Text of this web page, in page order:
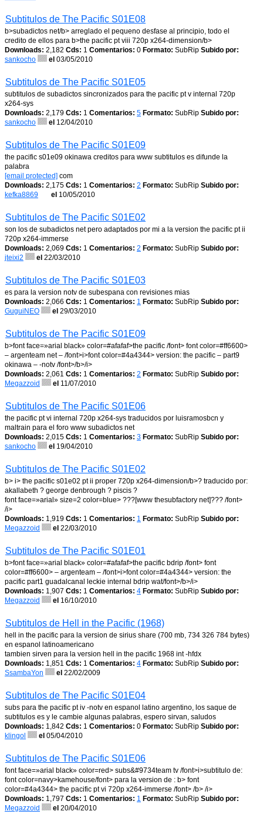
Subtitulos de The Pacific S01E08
b>subadictos net/b> arreglado el pequeno desfase al principio, todo el
credito de ellos para b>the pacific pt viii 720p x264-dimension/b>
Downloads: 2,182 Cds: 1 Comentarios: 0 Formato: SubRip Subido por:
sankocho
el 03/05/2010
Subtitulos de The Pacific S01E05
subtitulos de subadictos sincronizados para the pacific pt v internal 720p
x264-sys
Downloads: 2,179 Cds: 1 Comentarios: 5 Formato: SubRip Subido por:
sankocho
el 12/04/2010
Subtitulos de The Pacific S01E09
the pacific s01e09 okinawa creditos para www subtitulos es difunde la
palabra
[email protected] com
Downloads: 2,175 Cds: 1 Comentarios: 2 Formato: SubRip Subido por:
kefka8869
el 10/05/2010
Subtitulos de The Pacific S01E02
son los de subadictos net pero adaptados por mi a la version the pacific pt ii
720p x264-immerse
Downloads: 2,069 Cds: 1 Comentarios: 2 Formato: SubRip Subido por:
jteixi2
el 22/03/2010
Subtitulos de The Pacific S01E03
es para la version notv de subespana con revisiones mias
Downloads: 2,066 Cds: 1 Comentarios: 1 Formato: SubRip Subido por:
GuguiNEO
el 29/03/2010
Subtitulos de The Pacific S01E09
b>font face=»arial black» color=#afafaf>the pacific /font> font color=#ff6600>
– argenteam net – /font>i>font color=#4a4344> version: the pacific – part9
okinawa – -notv /font>/b>/i>
Downloads: 2,061 Cds: 1 Comentarios: 2 Formato: SubRip Subido por:
Megazzoid
el 11/07/2010
Subtitulos de The Pacific S01E06
the pacific pt vi internal 720p x264-sys traducidos por luisramosbcn y
maltrain para el foro www subadictos net
Downloads: 2,015 Cds: 1 Comentarios: 3 Formato: SubRip Subido por:
sankocho
el 19/04/2010
Subtitulos de The Pacific S01E02
b> i> the pacific s01e02 pt ii proper 720p x264-dimension/b>? traducido por:
akallabeth ? george denbrough ? piscis ?
font face=»arial» size=2 color=blue> ???[www thesubfactory net]??? /font>
/i>
Downloads: 1,919 Cds: 1 Comentarios: 1 Formato: SubRip Subido por:
Megazzoid
el 22/03/2010
Subtitulos de The Pacific S01E01
b>font face=»arial black» color=#afafaf>the pacific bdrip /font> font
color=#ff6600> – argenteam – /font>i>font color=#4a4344> version: the
pacific part1 guadalcanal leckie internal bdrip wat/font>/b>/i>
Downloads: 1,907 Cds: 1 Comentarios: 4 Formato: SubRip Subido por:
Megazzoid
el 16/10/2010
Subtitulos de Hell in the Pacific (1968)
hell in the pacific para la version de sirius share (700 mb, 734 326 784 bytes)
en espanol latinoamericano
tambien sirven para la version hell in the pacific 1968 int -hfdx
Downloads: 1,851 Cds: 1 Comentarios: 4 Formato: SubRip Subido por:
SsambaYon
el 22/02/2009
Subtitulos de The Pacific S01E04
subs para the pacific pt iv -notv en espanol latino argentino, los saque de
subtitulos es y le cambie algunas palabras, espero sirvan, saludos
Downloads: 1,842 Cds: 1 Comentarios: 0 Formato: SubRip Subido por:
klingol
el 05/04/2010
Subtitulos de The Pacific S01E06
font face=»arial black» color=red> subs&#9734team tv /font>i>subtitulo de:
font color=navy>kamehouse/font> para la version de : b> font
color=#4a4344> the pacific pt vi 720p x264-immerse /font> /b> /i>
Downloads: 1,797 Cds: 1 Comentarios: 1 Formato: SubRip Subido por:
Megazzoid
el 20/04/2010